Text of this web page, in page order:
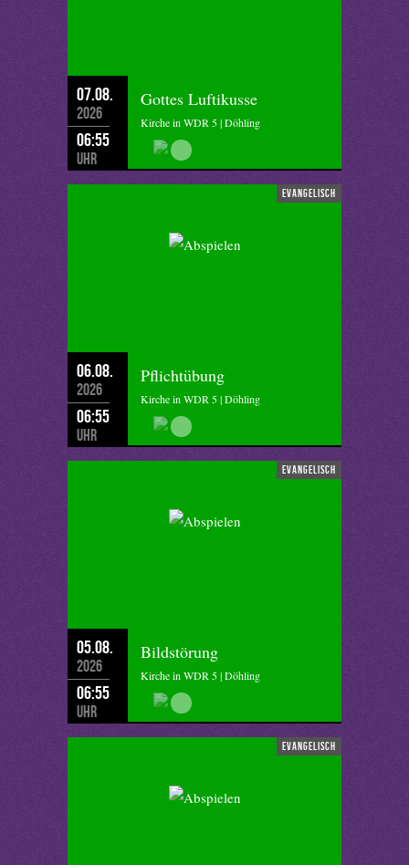
07.08.
2026
06:55
Uhr
Gottes Luftikusse
Kirche in WDR 5 | Döhling
evangelisch
06.08.
2026
06:55
Uhr
Pflichtübung
Kirche in WDR 5 | Döhling
evangelisch
05.08.
2026
06:55
Uhr
Bildstörung
Kirche in WDR 5 | Döhling
evangelisch